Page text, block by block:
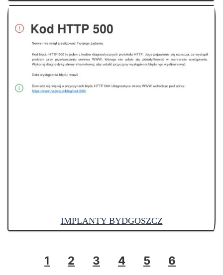
IMPLANTY BYDGOSZCZ
1 2 3 4 5
6